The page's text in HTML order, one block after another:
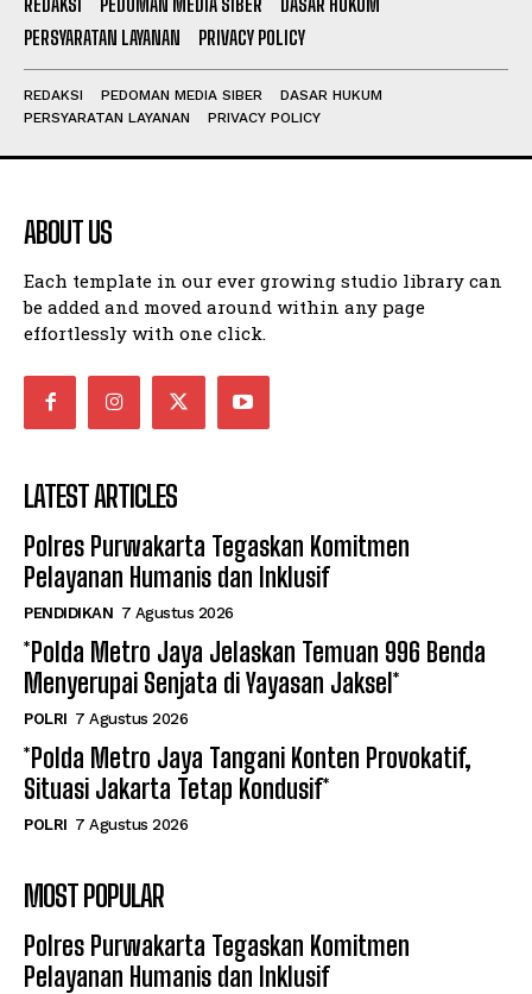
REDAKSI PEDOMAN MEDIA SIBER
DASAR HUKUM
PERSYARATAN LAYANAN
PRIVACY POLICY
REDAKSI PEDOMAN MEDIA SIBER
DASAR HUKUM
PERSYARATAN LAYANAN
PRIVACY POLICY
ABOUT US
Each template in our ever growing studio library can
be added and moved around within any page
effortlessly with one click.
LATEST ARTICLES
Polres Purwakarta Tegaskan Komitmen
Pelayanan Humanis dan Inklusif
PENDIDIKAN 7 Agustus 2026
*Polda Metro Jaya Jelaskan Temuan 996 Benda
Menyerupai Senjata di Yayasan Jaksel*
POLRI 7 Agustus 2026
*Polda Metro Jaya Tangani Konten Provokatif,
Situasi Jakarta Tetap Kondusif*
POLRI 7 Agustus 2026
MOST POPULAR
Polres Purwakarta Tegaskan Komitmen
Pelayanan Humanis dan Inklusif